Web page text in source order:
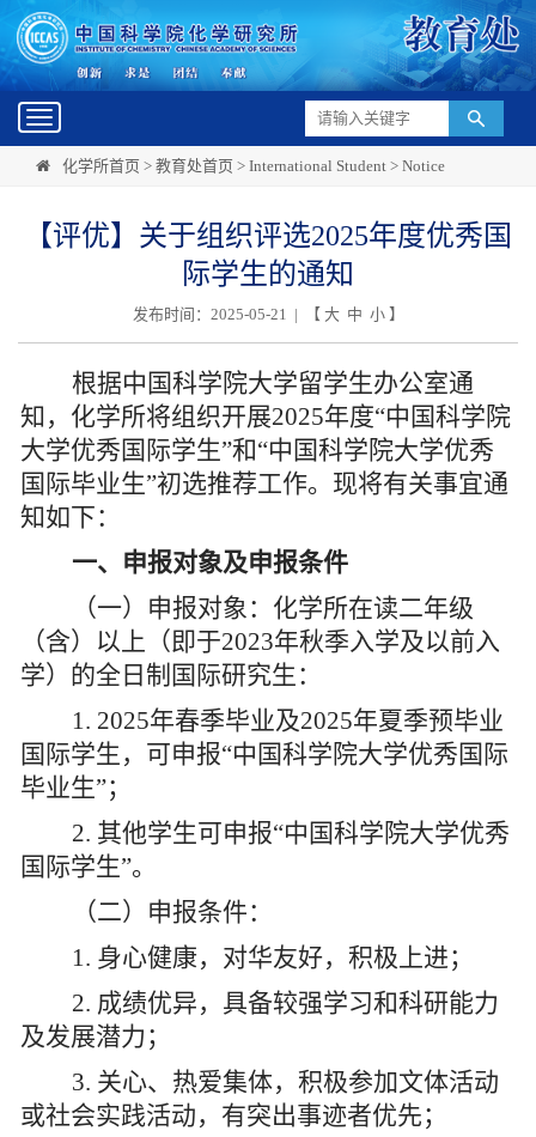
Toggle
navigation
化学所首页 > 教育处首页 > International Student > Notice
【评优】关于组织评选2025年度优秀国
际学生的通知
发布时间：2025-05-21 | 【 大 中 小】
根据中国科学院大学留学生办公室通
知，化学所将组织开展2025年度“中国科学院
大学优秀国际学生”和“中国科学院大学优秀
国际毕业生”初选推荐工作。现将有关事宜通
知如下：
一、申报对象及申报条件
（一）申报对象：化学所在读二年级
（含）以上 （即于2023年秋季入学及以前入
学） 的全日制国际研究生：
1. 2025年春季毕业及2025年夏季预毕业
国际学生，可申报“中国科学院大学优秀国际
毕业生”；
2. 其他学生可申报“中国科学院大学优秀
国际学生”。
（二）申报条件：
1. 身心健康，对华友好，积极上进；
2. 成绩优异，具备较强学习和科研能力
及发展潜力；
3. 关心、热爱集体，积极参加文体活动
或社会实践活动，有突出事迹者优先；